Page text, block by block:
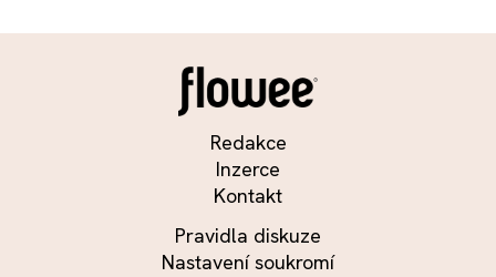
Redakce
Inzerce
Kontakt
Pravidla diskuze
Nastavení soukromí